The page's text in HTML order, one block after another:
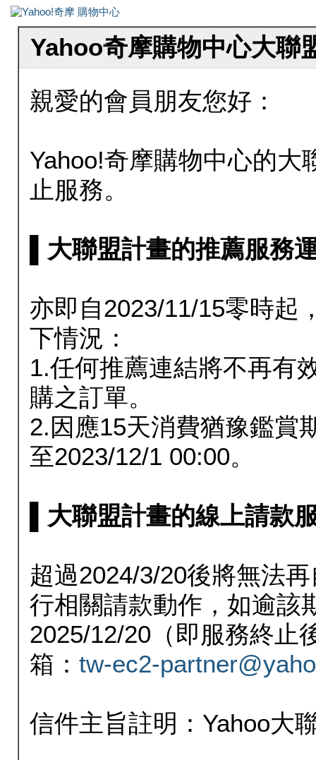
Yahoo奇摩購物中心大聯
親愛的會員朋友您好：
Yahoo!奇摩購物中心的大
止服務。
▌大聯盟計畫的推薦服務
亦即自2023/11/15零時起
下情況：
1.任何推薦連結將不再有
購之訂單。
2.因應15天消費猶豫鑑賞
至2023/12/1 00:00。
▌大聯盟計畫的線上請款
超過2024/3/20後將無法
行相關請款動作，如逾該
2025/12/20（即服務終止
箱： tw-ec2-
信件主旨註明：Yahoo大